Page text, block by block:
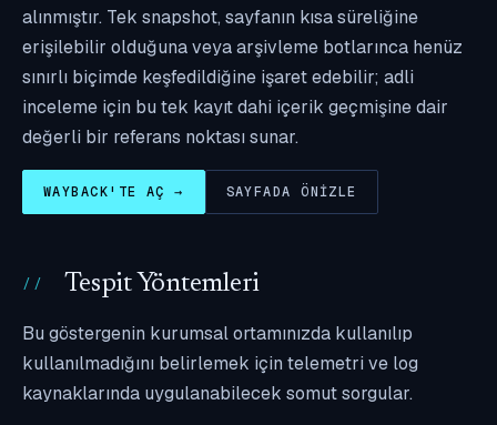
alınmıştır. Tek snapshot, sayfanın kısa süreliğine
erişilebilir olduğuna veya arşivleme botlarınca henüz
sınırlı biçimde keşfedildiğine işaret edebilir; adli
inceleme için bu tek kayıt dahi içerik geçmişine dair
değerli bir referans noktası sunar.
WAYBACK'TE AÇ → SAYFADA ÖNIZLE
Tespit Yöntemleri
Bu göstergenin kurumsal ortamınızda kullanılıp
kullanılmadığını belirlemek için telemetri ve log
kaynaklarında uygulanabilecek somut sorgular.